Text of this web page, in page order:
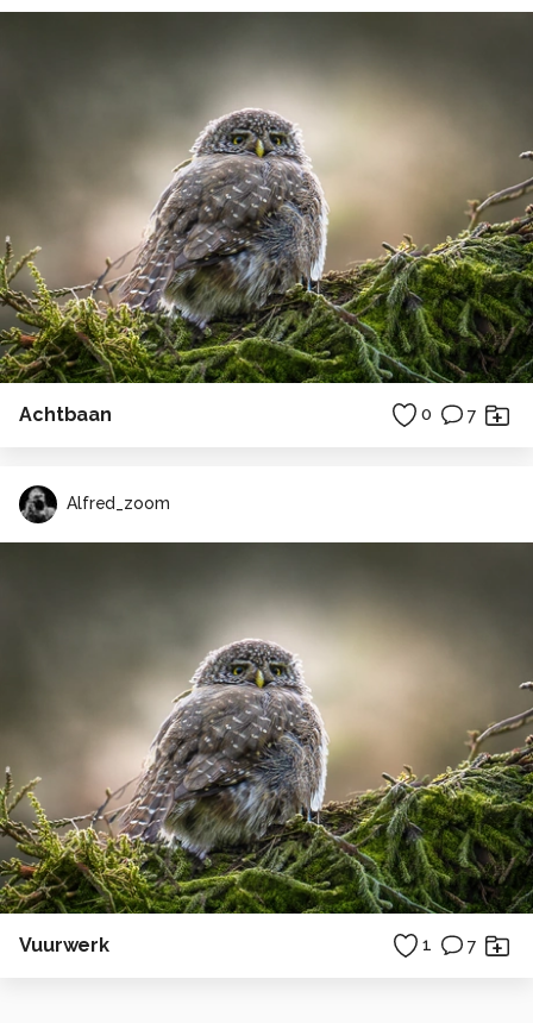
Achtbaan 0 7
Alfred_zoom
Vuurwerk 1 7